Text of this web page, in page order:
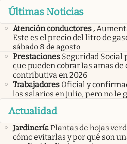
Últimas Noticias
Atención conductores
Este es el precio del litro de
sábado 8 de agosto
Prestaciones Seguridad Social
que pueden cobrar las amas de
contributiva en 2026
Trabajadores Oficial y
los salarios en julio, pero no le
Actualidad
JardineríaPlantas de hojas
cómo evitarlas y por qué son